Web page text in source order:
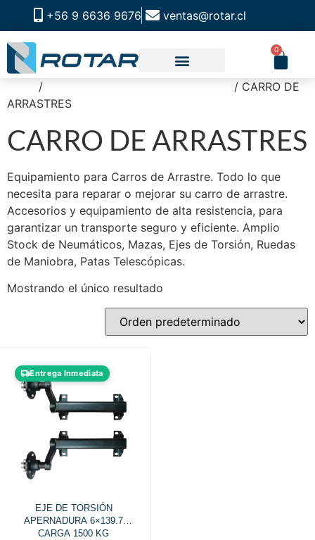
+56 9 6636 9676 ventas@rotar.cl
0
/
/ CARRO DE
ARRASTRES
CARRO DE ARRASTRES
Equipamiento para Carros de Arrastre. Todo lo que
necesita para reparar o mejorar su carro de arrastre.
Accesorios y equipamiento de alta resistencia, para
garantizar un transporte seguro y eficiente. Amplio
Stock de Neumáticos, Mazas, Ejes de Torsión, Ruedas
de Maniobra, Patas Telescópicas.
Mostrando el único resultado
Entrega Inmediata
EJE DE TORSIÓN
APERNADURA 6×139.7
CARGA 1500 KG